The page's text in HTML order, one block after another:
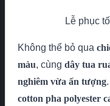
Lễ phục
Không thể bỏ qua
màu, cùng dây tua
nghiêm vừa ấn tượng
cotton pha polyester